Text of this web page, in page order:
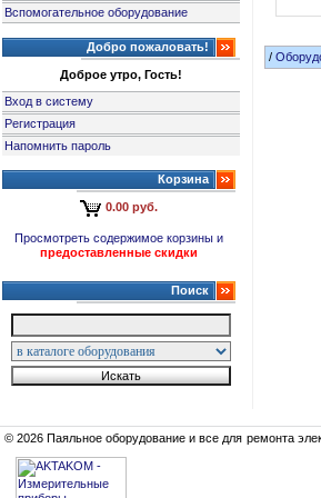
Вспомогательное оборудование
Добро пожаловать!
Доброе утро, Гость!
Вход в систему
Регистрация
Напомнить пароль
Корзина
0.00 руб.
Просмотреть содержимое корзины и
предоставленные скидки
Поиск
/
© 2026 Паяльное оборудование и все для ремонта